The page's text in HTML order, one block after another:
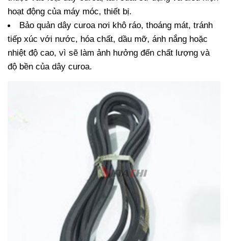
hoạt động của máy móc, thiết bị.
Bảo quản dây curoa nơi khô ráo, thoáng mát, tránh
tiếp xúc với nước, hóa chất, dầu mỡ, ánh nắng hoặc
nhiệt độ cao, vì sẽ làm ảnh hưởng đến chất lượng và
độ bền của dây curoa.